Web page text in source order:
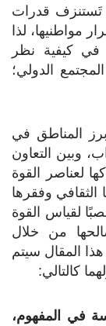
تَستنزف قدرات
مواطنيها، لذا
في كيفية نظر
الدولي؛
المناطق في
وبين التعاون
لعناصر القوة
الثقافي وفقرها
لقياس القوة
من خلال
المقال سيتم
كالتالي:
في المفهوم،